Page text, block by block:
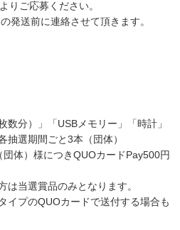
りご応募ください。
発送前に連絡させて頂きます。
分）」「USBメモリー」「時計」
抽選期間ごと3本（団体）
体）様につきQUOカードPay500円
当選賞品のみとなります。
イプのQUOカードで送付する場合も